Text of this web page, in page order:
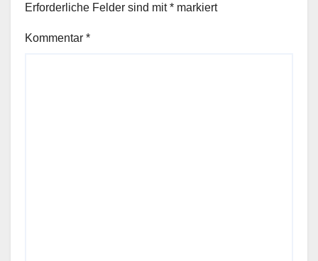
Erforderliche Felder sind mit* markiert
Kommentar *